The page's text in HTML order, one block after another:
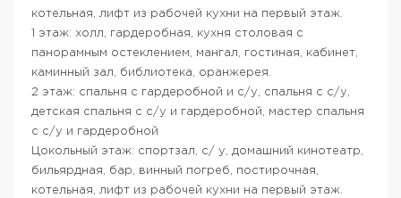
котельная, лифт из рабочей кухни на первый этаж.
1 этаж: холл, гардеробная, кухня столовая с
панорамным остеклением, мангал, гостиная, кабинет,
каминный зал, библиотека, оранжерея.
2 этаж: спальня с гардеробной и с/у, спальня с с/у,
детская спальня с с/у и гардеробной, мастер спальня
с с/у и гардеробной
Цокольный этаж: спортзал, с/ у, домашний кинотеатр,
бильярдная, бар, винный погреб, постирочная,
котельная, лифт из рабочей кухни на первый этаж.